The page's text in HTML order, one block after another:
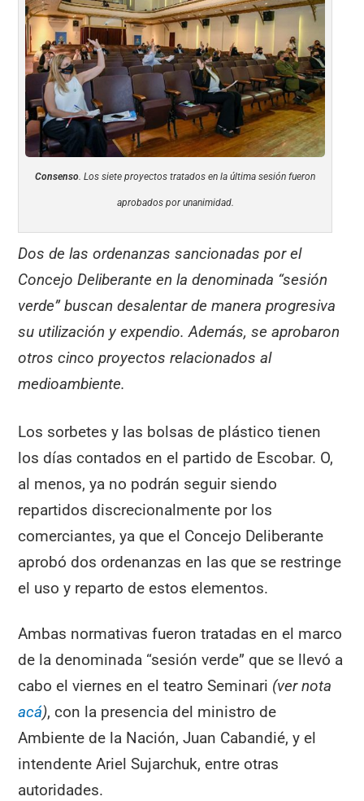
Consenso . Los siete proyectos tratados en la última sesión fueron
aprobados por unanimidad.
Dos de las ordenanzas sancionadas por el
Concejo Deliberante en la denominada “sesión
verde” buscan desalentar de manera progresiva
su utilización y expendio. Además, se aprobaron
otros cinco proyectos relacionados al
medioambiente.
Los sorbetes y las bolsas de plástico tienen
los días contados en el partido de Escobar. O,
al menos, ya no podrán seguir siendo
repartidos discrecionalmente por los
comerciantes, ya que el Concejo Deliberante
aprobó dos ordenanzas en las que se restringe
el uso y reparto de estos elementos.
Ambas normativas fueron tratadas en el marco
de la denominada “sesión verde” que se llevó a
cabo el viernes en el teatro Seminari (ver nota
acá), con la presencia del ministro de
Ambiente de la Nación, Juan Cabandié, y el
intendente Ariel Sujarchuk, entre otras
autoridades.